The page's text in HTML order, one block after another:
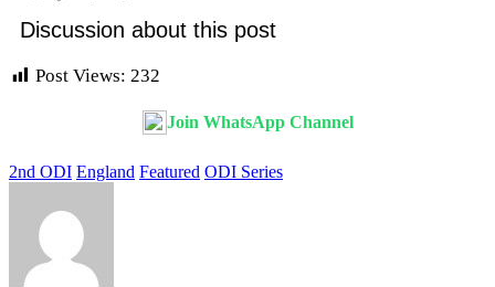
Discussion about this post
Post Views: 232
Join WhatsApp Channel
2nd ODI England Featured ODI Series